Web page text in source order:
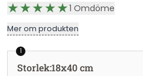
1 Omdöme
Mer om produkten
1
Storlek:18x40 cm